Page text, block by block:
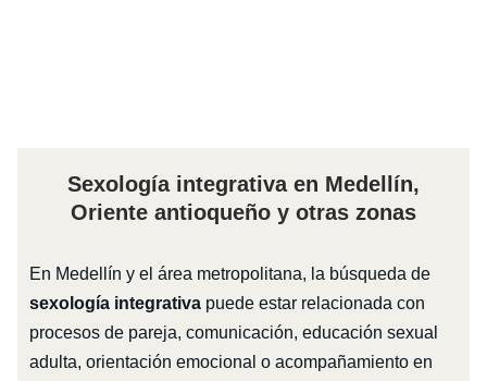
Sexología integrativa en Medellín,
Oriente antioqueño y otras zonas
En Medellín y el área metropolitana, la búsqueda de
sexología integrativapuede estar relacionada con
procesos de pareja, comunicación, educación sexual
adulta, orientación emocional o acompañamiento en